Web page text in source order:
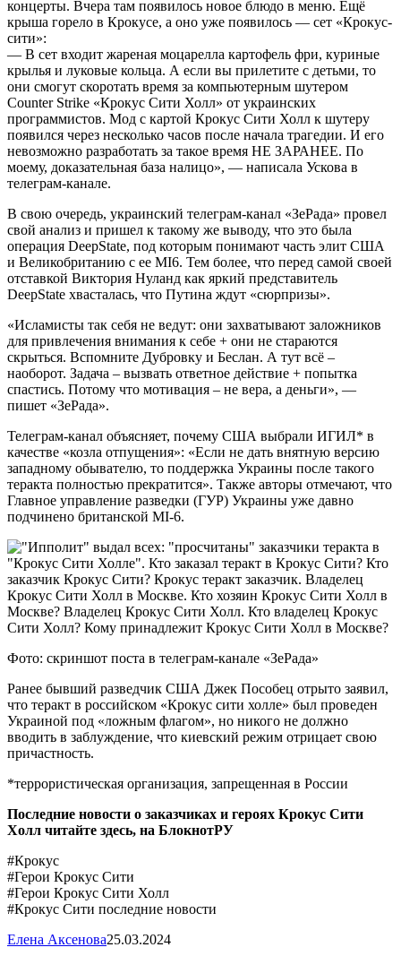
концерты. Вчера там появилось новое блюдо в меню. Ещё
крыша горело в Крокусе, а оно уже появилось — сет «Крокус-
сити»:
— В сет входит жареная моцарелла картофель фри, куриные
крылья и луковые кольца. А если вы прилетите с детьми, то
они смогут скоротать время за компьютерным шутером
Counter Strike «Крокус Сити Холл» от украинских
программистов. Мод с картой Крокус Сити Холл к шутеру
появился через несколько часов после начала трагедии. И его
невозможно разработать за такое время НЕ ЗАРАНЕЕ. По
моему, доказательная база налицо», — написала Ускова в
телеграм-канале.
В свою очередь, украинский телеграм-канал «ЗеРада» провел
свой анализ и пришел к такому же выводу, что это была
операция DeepState, под которым понимают часть элит США
и Великобританию с ее MI6. Тем более, что перед самой своей
отставкой Виктория Нуланд как яркий представитель
DeepState хвасталась, что Путина ждут «сюрпризы».
«Исламисты так себя не ведут: они захватывают заложников
для привлечения внимания к себе + они не стараются
скрыться. Вспомните Дубровку и Беслан. А тут всё –
наоборот. Задача – вызвать ответное действие + попытка
спастись. Потому что мотивация – не вера, а деньги», —
пишет «ЗеРада».
Телеграм-канал объясняет, почему США выбрали ИГИЛ* в
качестве «козла отпущения»: «Если не дать внятную версию
западному обывателю, то поддержка Украины после такого
теракта полностью прекратится». Также авторы отмечают, что
Главное управление разведки (ГУР) Украины уже давно
подчинено британской MI-6.
Фото: скриншот поста в телеграм-канале «ЗеРада»
Ранее бывший разведчик США Джек Пособец отрыто заявил,
что теракт в российском «Крокус сити холле» был проведен
Украиной под «ложным флагом», но никого не должно
вводить в заблуждение, что киевский режим отрицает свою
причастность.
*террористическая организация, запрещенная в России
Последние новости о заказчиках и героях Крокус Сити
Холл читайте здесь, на БлокнотРУ
#Крокус
#Герои Крокус Сити
#Герои Крокус Сити Холл
#Крокус Сити последние новости
Елена Аксенова25.03.2024